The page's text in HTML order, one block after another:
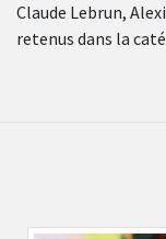
Claude Lebrun,
retenus dans la